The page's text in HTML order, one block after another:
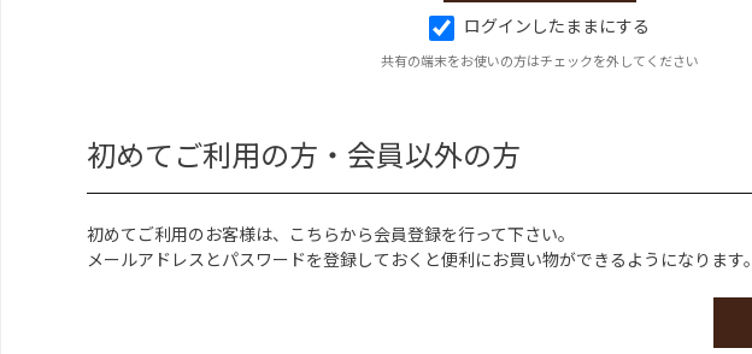
ログインしたままにする
共有の端末をお使いの方はチェックを外してください
初めてご利用の方・会員以外の方
初めてご利用のお客様は、こちらから会員登録を行って下さい。
メールアドレスとパスワードを登録しておくと便利にお買い物ができるようになります。